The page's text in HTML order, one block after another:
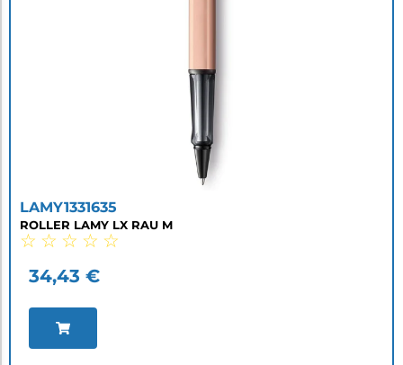
LAMY1331635
ROLLER LAMY LX RAU M
☆ ☆ ☆ ☆ ☆
34,43 €